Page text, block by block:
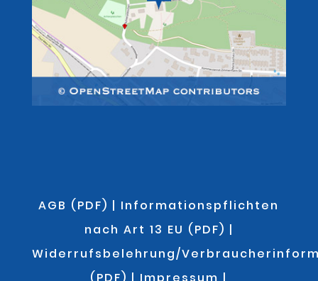
AGB (PDF) | Informationspflichten
nach Art 13 EU (PDF) |
Widerrufsbelehrung/
(PDF) | Impressum |